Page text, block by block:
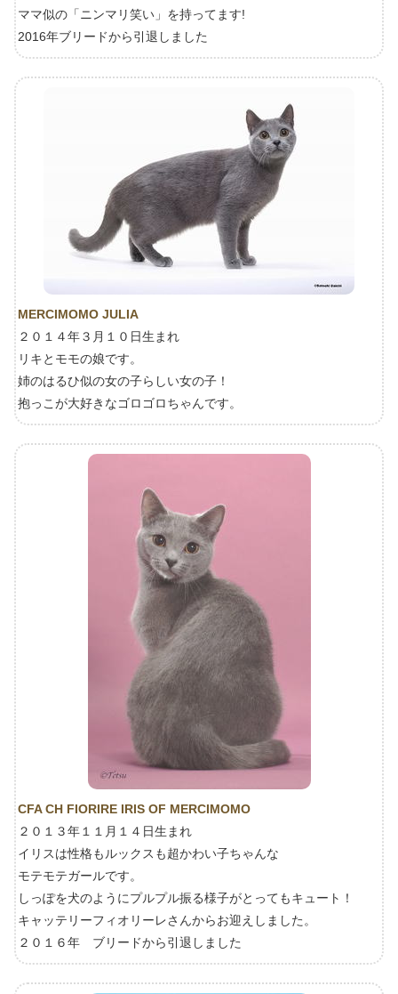
ママ似の「ニンマリ笑い」を持ってます!
2016年ブリードから引退しました
MERCIMOMO JULIA
２０１４年３月１０日生まれ
リキとモモの娘です。
姉のはるひ似の女の子らしい女の子！
抱っこが大好きなゴロゴロちゃんです。
CFA CH FIORIRE IRIS OF MERCIMOMO
２０１３年１１月１４日生まれ
イリスは性格もルックスも超かわい子ちゃんな
モテモテガールです。
しっぽを犬のようにプルプル振る様子がとってもキュート！
キャッテリーフィオリーレさんからお迎えしました。
２０１６年 ブリードから引退しました